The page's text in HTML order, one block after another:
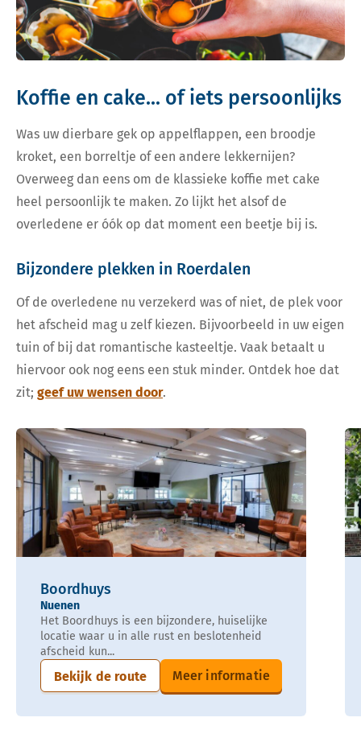
Koffie en cake... of iets persoonlijks
Was uw dierbare gek op appelflappen, een broodje
kroket, een borreltje of een andere lekkernijen?
Overweeg dan eens om de klassieke koffie met cake
heel persoonlijk te maken. Zo lijkt het alsof de
overledene er óók op dat moment een beetje bij is.
Bijzondere plekken in Roerdalen
Of de overledene nu verzekerd was of niet, de plek voor
het afscheid mag u zelf kiezen. Bijvoorbeeld in uw eigen
tuin of bij dat romantische kasteeltje. Vaak betaalt u
hiervoor ook nog eens een stuk minder. Ontdek hoe dat
zit; geef uw wensen door.
Boordhuys
Nuenen
Het Boordhuys is een bijzondere, huiselijke
locatie waar u in alle rust en beslotenheid
afscheid kun...
Bekijk de route Meer informatie